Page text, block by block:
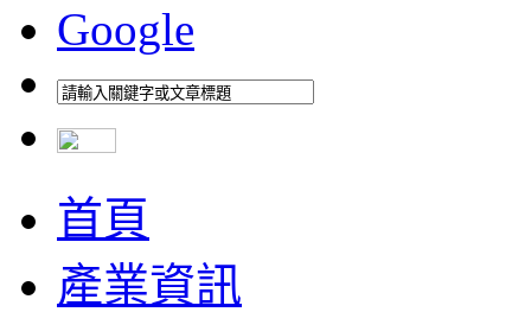
Google
首頁
產業資訊